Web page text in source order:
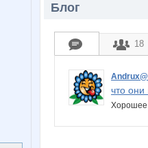
Блог
18
Andrux@
что они